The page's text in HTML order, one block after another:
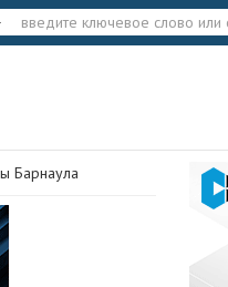
Барнаула